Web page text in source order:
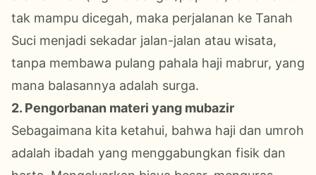
tak mampu dicegah, maka perjalanan ke Tanah
Suci menjadi sekadar jalan-jalan atau wisata,
tanpa membawa pulang pahala haji mabrur, yang
mana balasannya adalah surga.
2. Pengorbanan materi yang mubazir
Sebagaimana kita ketahui, bahwa haji dan umroh
adalah ibadah yang menggabungkan fisik dan